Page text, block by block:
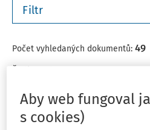
Filtr
Počet vyhledaných dokumentů: 49
ČLÁNKY
Aby web fungoval
s cookies)